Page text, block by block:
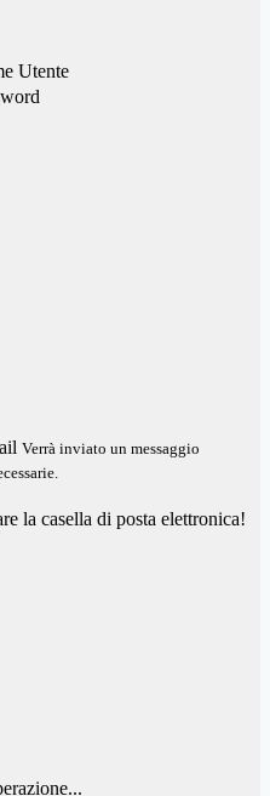
Utente
Verrà inviato un messaggio
la casella di posta elettronica!